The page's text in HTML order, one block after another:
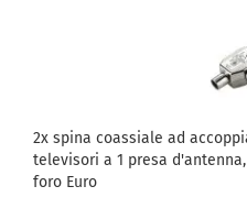
2x spina coassiale ad
televisori a 1 presa
foro Euro